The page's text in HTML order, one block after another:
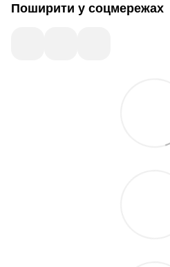
Поширити у соцмережах